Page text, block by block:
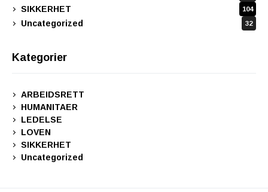
SIKKERHET 104
Uncategorized 32
Kategorier
ARBEIDSRETT
HUMANITAER
LEDELSE
LOVEN
SIKKERHET
Uncategorized